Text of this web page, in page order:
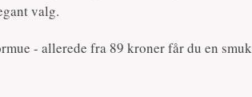
valg.
- allerede fra 89 kroner får du en smuk